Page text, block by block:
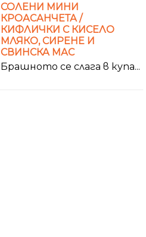
СОЛЕНИ МИНИ
КРОАСАНЧЕТА /
КИФЛИЧКИ С КИСЕЛО
МЛЯКО, СИРЕНЕ И
СВИНСКА МАС
Брашното се слага в купа...